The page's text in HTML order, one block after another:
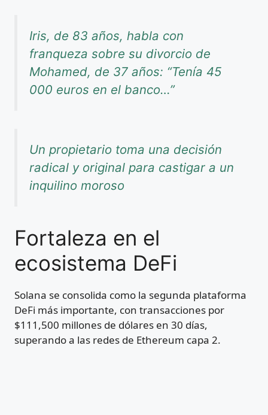
Iris, de 83 años, habla con
franqueza sobre su divorcio de
Mohamed, de 37 años: “Tenía 45
000 euros en el banco…”
Un propietario toma una decisión
radical y original para castigar a un
inquilino moroso
Fortaleza en el
ecosistema DeFi
Solana se consolida como la segunda plataforma
DeFi más importante, con transacciones por
$111,500 millones de dólares en 30 días,
superando a las redes de Ethereum capa 2.